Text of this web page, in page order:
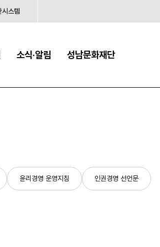
시스템
소식·알림 성남문화재단
윤리경영 운영지침 인권경영 선언문